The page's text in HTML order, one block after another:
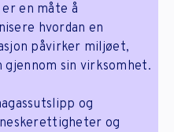
en måte å
hvordan en
påvirker miljøet,
gjennom sin virksomhet.
og
og